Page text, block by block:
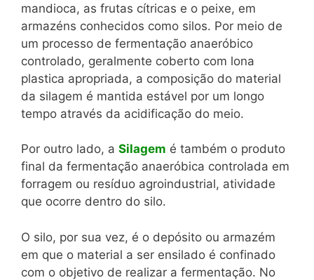
mandioca, as frutas cítricas e o peixe, em
armazéns conhecidos como silos. Por meio de
um processo de fermentação anaeróbico
controlado, geralmente coberto com lona
plastica apropriada, a composição do material
da silagem é mantida estável por um longo
tempo através da acidificação do meio.
Por outro lado, a Silagem é também o produto
final da fermentação anaeróbica controlada em
forragem ou resíduo agroindustrial, atividade
que ocorre dentro do silo.
O silo, por sua vez, é o depósito ou armazém
em que o material a ser ensilado é confinado
com o objetivo de realizar a fermentação. No